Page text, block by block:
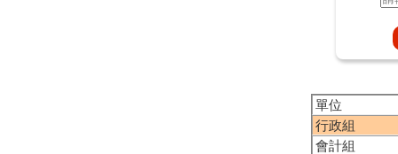
單位
行政組
會計組